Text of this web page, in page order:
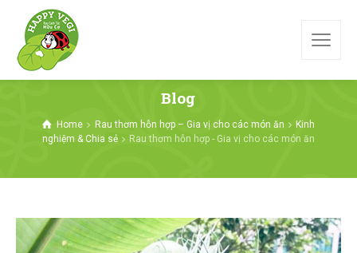
Blog
Home Rau thơm hỗn hợp – Gia vị cho các món ăn
Kinh
nghiệm & Chia sẻ
Rau thơm hỗn hợp - Gia vị cho các món ăn